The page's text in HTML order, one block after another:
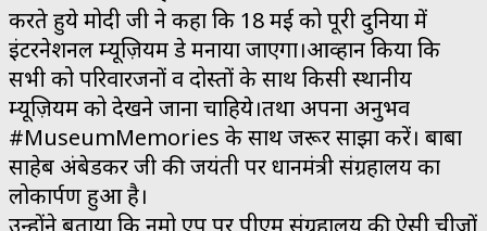
करते हुये मोदी जी ने कहा कि 18 मई को पूरी दुनिया में
इंटरनेशनल म्यूज़ियम डे मनाया जाएगा।आव्हान किया कि
सभी को परिवारजनों व दोस्तों के साथ किसी स्थानीय
म्यूज़ियम को देखने जाना चाहिये।तथा अपना अनुभव
#MuseumMemories के साथ जरूर साझा करें। बाबा
साहेब अंबेडकर जी की जयंती पर प्रधानमंत्री संग्रहालय का
लोकार्पण हुआ है।